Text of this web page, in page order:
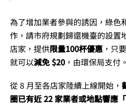
為了增加業者參與的誘因，綠色
作，請市府規劃歸還機臺的設置
店家，提供限量100杯優惠 ，只
就可以減免 $20 ，由環保局支付。
從 8 月至各店家陸續上線開始，
圈已有近 22 家業者或地點響應